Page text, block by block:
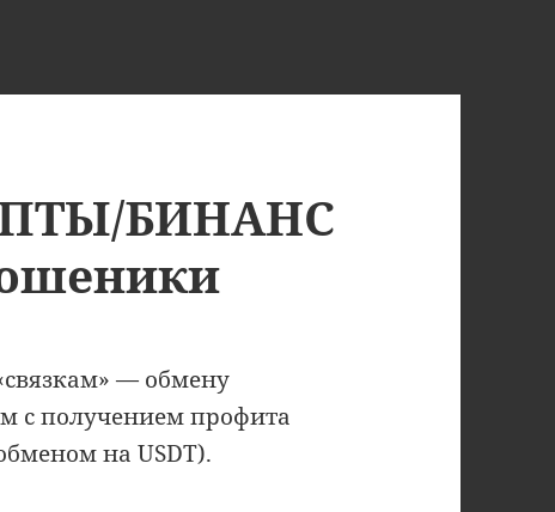
БИНАНС
— обмену
с получением профита
на USDT).